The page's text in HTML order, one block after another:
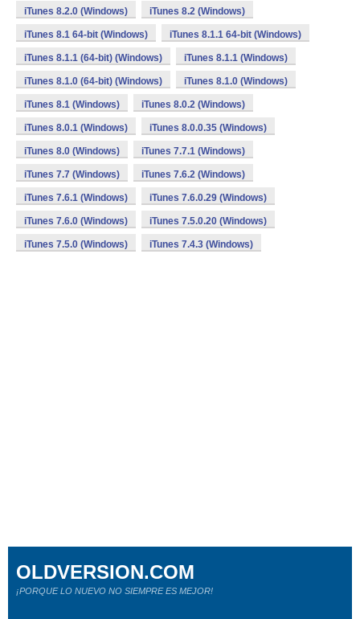
iTunes 8.2.0 (Windows) iTunes 8.2 (Windows)
iTunes 8.1 64-bit (Windows) iTunes 8.1.1 64-bit (Windows)
iTunes 8.1.1 (64-bit) (Windows) iTunes 8.1.1 (Windows)
iTunes 8.1.0 (64-bit) (Windows) iTunes 8.1.0 (Windows)
iTunes 8.1 (Windows) iTunes 8.0.2 (Windows)
iTunes 8.0.1 (Windows) iTunes 8.0.0.35 (Windows)
iTunes 8.0 (Windows) iTunes 7.7.1 (Windows)
iTunes 7.7 (Windows) iTunes 7.6.2 (Windows)
iTunes 7.6.1 (Windows) iTunes 7.6.0.29 (Windows)
iTunes 7.6.0 (Windows) iTunes 7.5.0.20 (Windows)
iTunes 7.5.0 (Windows) iTunes 7.4.3 (Windows)
OLDVERSION.COM
¡PORQUE LO NUEVO NO SIEMPRE ES MEJOR!